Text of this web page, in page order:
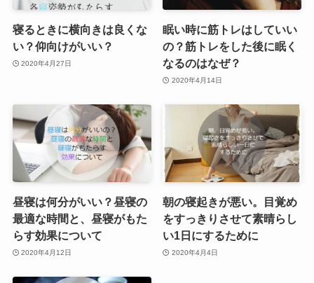
寝るときに横向きは良くな
い？仰向けがいい？
2020年4月27日
眠い時に筋トレはしていい
の？筋トレをした後に眠く
なるのはなぜ？
2020年4月14日
昼寝は何分がいい？昼寝の
最適な時間と、昼寝がもた
らす効果について
2020年4月12日
朝の寝起きが悪い。目覚め
をすっきりさせて素晴らし
い1日にするために
2020年4月4日